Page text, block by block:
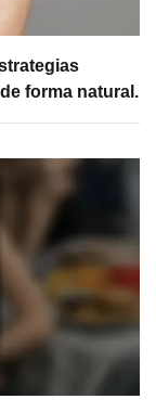
forma natural.